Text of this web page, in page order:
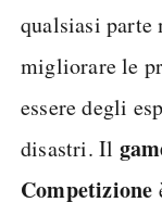
qualsiasi parte
migliorare le
essere degli
disastri. Il
Competizione